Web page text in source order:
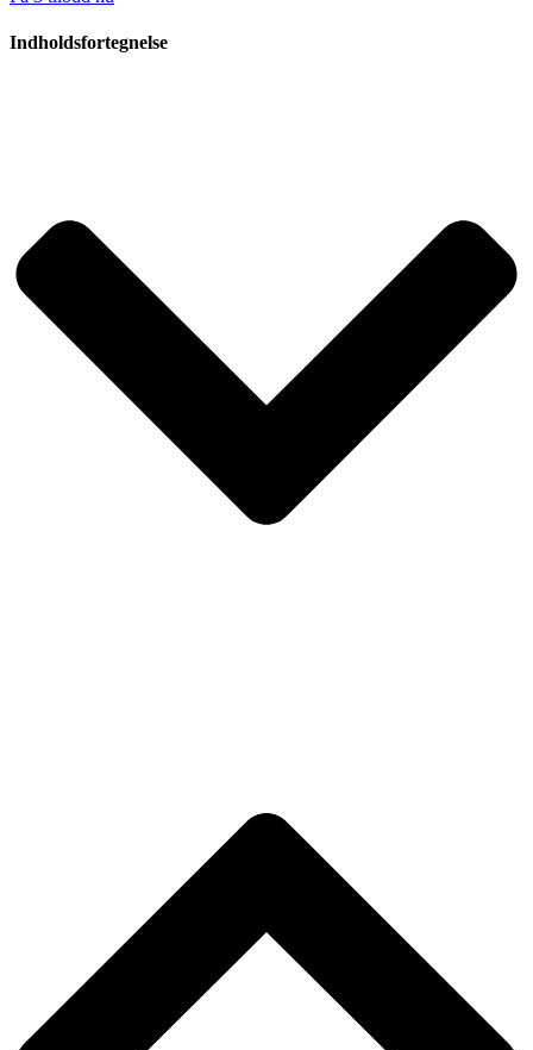
Indholdsfortegnelse